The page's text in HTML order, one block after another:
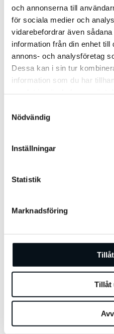
och annonserna till
för sociala medier och
vidarebefordrar även
information från din enhet till
annons- och analysföretag
Dessa kan i sin tur
information som du har
Nödvändig
Inställningar
Statistik
Marknadsföring
Tillåt
Arash Gilan
VD, Viva Media
Lås upp
genom att